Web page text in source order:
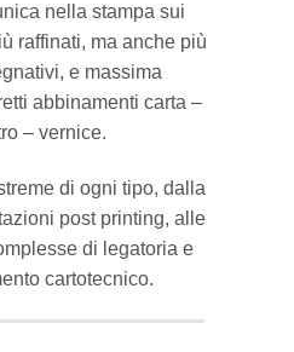
nella stampa sui
raffinati, ma anche più
e massima
abbinamenti carta –
– vernice.
di ogni tipo, dalla
post printing, alle
di legatoria e
cartotecnico.